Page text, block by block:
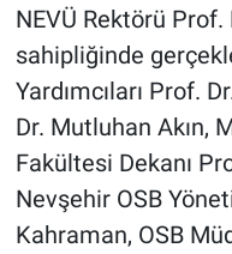
NEVÜ Rektörü Prof.
sahipliğinde
Yardımcıları Prof.
Dr. Mutluhan Akın,
Fakültesi Dekanı
Nevşehir OSB
Kahraman, OSB
Genel
Asayiş
Kültür - Sanat
Politika